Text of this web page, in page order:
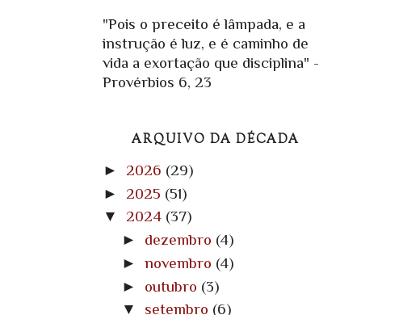
"Pois o preceito é lâmpada, e a
instrução é luz, e é caminho de
vida a exortação que disciplina" -
Provérbios 6, 23
ARQUIVO DA DÉCADA
► 2026 (29)
► 2025 (51)
▼ 2024 (37)
► dezembro (4)
► novembro (4)
► outubro (3)
▼ setembro (6)